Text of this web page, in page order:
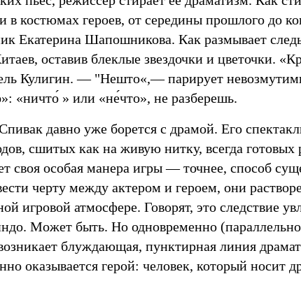
в костюмах героев, от середины прошлого до
Екатерина Шапошникова. Как размывает
оставив блеклые звездочки и цветочки.
Кулигин. — "Нешто«,— парирует
«ничто́ » или «не́что», не разберешь.
давно уже борется с драмой. Его
сшитых как на живую нитку, всегда готовых
своя особая манера игры — точнее, способ
черту между актером и героем, они
игровой атмосфере. Говорят, это следствие
Может быть. Но одновременно
блуждающая, пунктирная линия
оказывается герой: человек, который носит